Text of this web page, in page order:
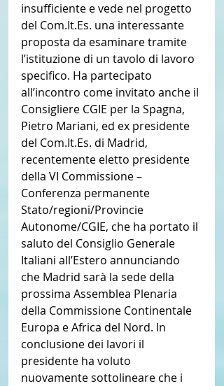
insufficiente e vede nel progetto
del Com.It.Es. una interessante
proposta da esaminare tramite
l’istituzione di un tavolo di lavoro
specifico. Ha partecipato
all’incontro come invitato anche il
Consigliere CGIE per la Spagna,
Pietro Mariani, ed ex presidente
del Com.It.Es. di Madrid,
recentemente eletto presidente
della VI Commissione –
Conferenza permanente
Stato/regioni/Provincie
Autonome/CGIE, che ha portato il
saluto del Consiglio Generale
Italiani all’Estero annunciando
che Madrid sarà la sede della
prossima Assemblea Plenaria
della Commissione Continentale
Europa e Africa del Nord. In
conclusione dei lavori il
presidente ha voluto
nuovamente sottolineare che i